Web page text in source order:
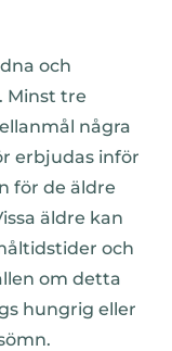
och
Minst tre
några
erbjudas inför
för de äldre
äldre kan
och
om detta
hungrig eller